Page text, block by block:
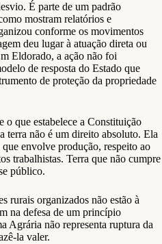
É parte de um padrão
mostram relatórios e
conforme os movimentos
deu lugar à atuação direta ou
Eldorado, a ação não foi
de resposta do Estado que
de proteção da propriedade
o que estabelece a Constituição
terra não é um direito absoluto. Ela
envolve produção, respeito ao
trabalhistas. Terra que não cumpre
público.
rurais organizados não estão à
na defesa de um princípio
Agrária não representa ruptura da
la valer.